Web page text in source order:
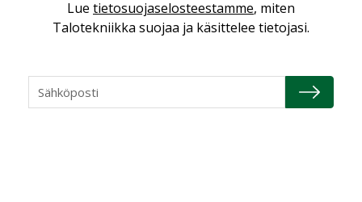
NIMITYKSET
NIMITYKSET
Lue tietosuojaselosteestamme, miten
Talotekniikka suojaa ja käsittelee tietojasi.